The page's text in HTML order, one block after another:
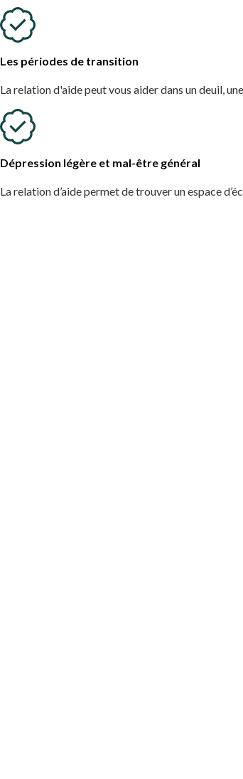
Les périodes de transition
La relation d'aide peut vous aider dans un deuil,
Dépression légère et mal-être général
La relation d’aide permet de trouver un espace